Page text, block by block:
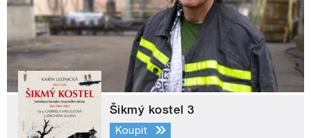
Šikmý kostel 3
Koupit